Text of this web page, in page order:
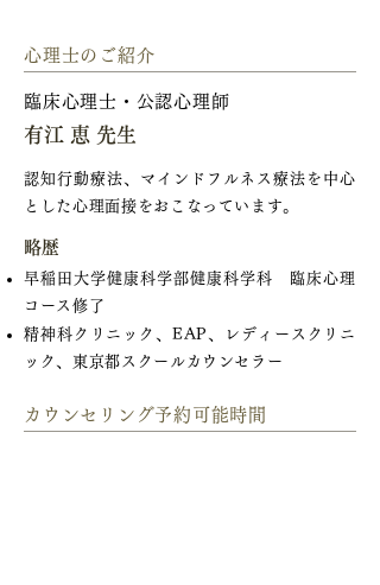
心理士のご紹介
臨床心理士・公認心理師
有江 恵 先生
認知行動療法、マインドフルネス療法を中心
とした心理面接をおこなっています。
略歴
早稲田大学健康科学部健康科学科 臨床心理
コース修了
精神科クリニック、EAP、レディースクリニ
ック、東京都スクールカウンセラー
カウンセリング​予約可能時間